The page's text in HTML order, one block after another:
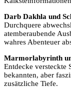
Darb Dakhla und
Durchquere
atemberaubende
wahres Abenteuer
Marmorlabyrinth
Entdecke versteckte
bekannten, aber
zusätzliche Tiefe.